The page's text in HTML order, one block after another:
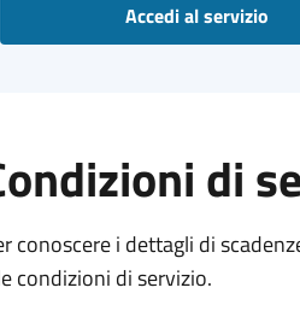
Accedi al servizio
di
conoscere i dettagli di
condizioni di servizio.